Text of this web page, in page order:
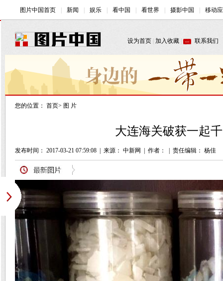
您的位置： 首页> 图 片
大连海关破获一起
发布时间： 2017-03-21 07:59:08 来源： 中新网 作者： 责任编辑： 杨佳